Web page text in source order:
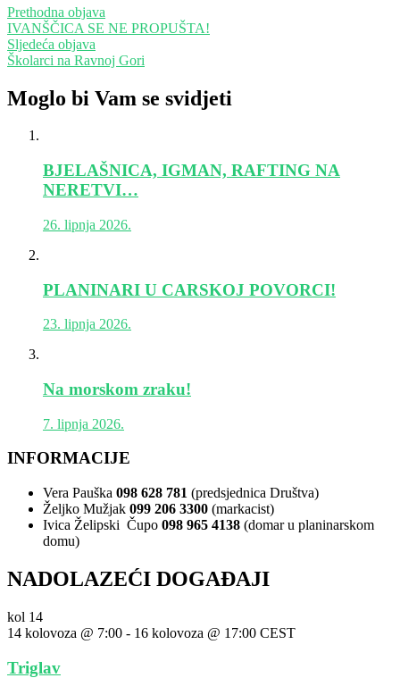
Prethodna objava
IVANŠČICA SE NE PROPUŠTA!
Sljedeća objava
Školarci na Ravnoj Gori
Moglo bi Vam se svidjeti
BJELAŠNICA, IGMAN, RAFTING NA
NERETVI…
26. lipnja 2026.
PLANINARI U CARSKOJ POVORCI!
23. lipnja 2026.
Na morskom zraku!
7. lipnja 2026.
INFORMACIJE
Vera Pauška 098 628 781 (predsjednica Društva)
Željko Mužjak 099 206 3300 (markacist)
Ivica Želipski Čupo 098 965 4138 (domar u planinarskom
domu)
NADOLAZEĆI DOGAĐAJI
kol 14
14 kolovoza @ 7:00 - 16 kolovoza @ 17:00 CEST
Triglav